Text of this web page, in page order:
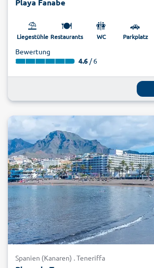
Playa Fanabe
⛱️
Liegestühle
🍽️
Restaurants
🚻
WC
🚗
Parkplatz
Bewertung
4.6 / 6
Spanien (Kanaren) . Teneriffa